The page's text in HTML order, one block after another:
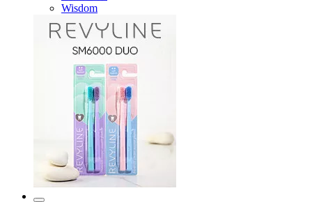
Wisdom